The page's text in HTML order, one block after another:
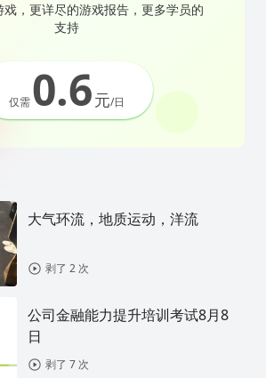
，更详尽的游戏报告，更多学员的
支持
仅需0.6元/日
大气环流，地质运动，洋流
剥了 2 次
公司金融能力提升培训考试8月8
日
剥了 7 次